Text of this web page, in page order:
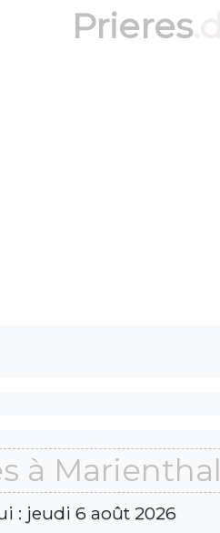
Prieres
à Marienthal
: jeudi 6 août 2026